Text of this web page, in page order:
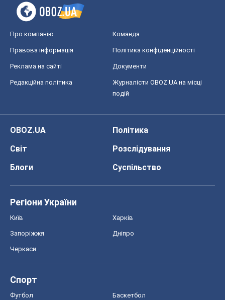
Про компанію Команда
Правова інформація Політика конфіденційності
Реклама на сайті Документи
Редакційна політика
Журналісти OBOZ.UA на місці
подій
OBOZ.UA
Політика
Світ
Розслідування
Блоги
Суспільство
Регіони України
Київ Харків
Запоріжжя Дніпро
Черкаси
Спорт
Футбол Баскетбол